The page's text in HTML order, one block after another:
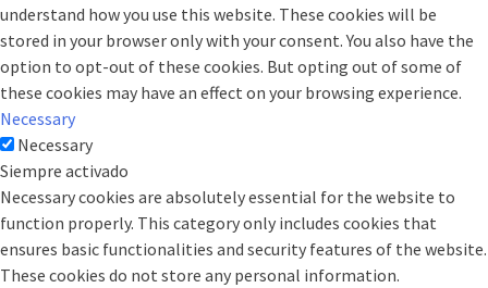
understand how you use this website. These cookies will be
stored in your browser only with your consent. You also have the
option to opt-out of these cookies. But opting out of some of
these cookies may have an effect on your browsing experience.
Necessary
Necessary
Siempre activado
Necessary cookies are absolutely essential for the website to
function properly. This category only includes cookies that
ensures basic functionalities and security features of the website.
These cookies do not store any personal information.